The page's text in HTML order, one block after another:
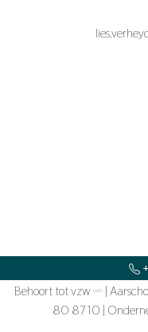
Behoort tot vzw
|
80 87 10 |